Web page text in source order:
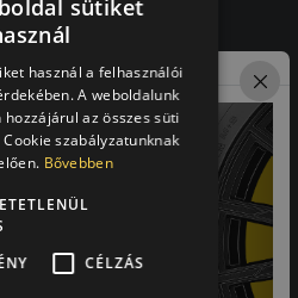
vélemények
ismerősének ezt a boltot.
alapján
Laca
sütiket
használ a felhasználói
A weboldalunk
hozzájárul az összes süti
szabályzatunknak
Bővebben
CÉLZÁS